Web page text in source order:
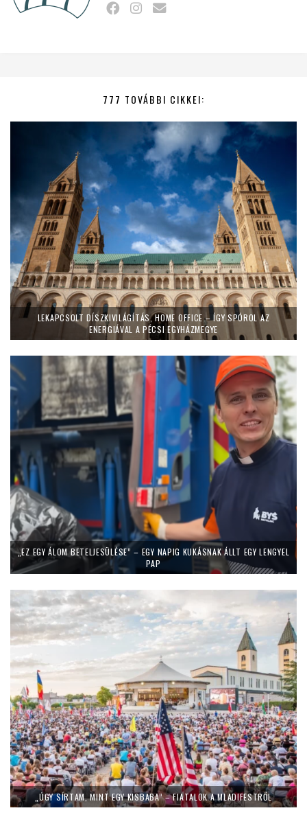
777 TOVÁBBI CIKKEI:
LEKAPCSOLT DÍSZKIVILÁGÍTÁS, HOME OFFICE – ÍGY SPÓROL AZ
ENERGIÁVAL A PÉCSI EGYHÁZMEGYE
„EZ EGY ÁLOM BETELJESÜLÉSE” – EGY NAPIG KUKÁSNAK ÁLLT EGY LENGYEL
PAP
„ÚGY SÍRTAM, MINT EGY KISBABA” – FIATALOK A MLADIFESTRŐL